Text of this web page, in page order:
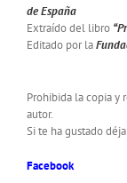
de España
Extraído del libro
Editado por la
Prohibida la copia y
autor.
Si te ha gustado
Facebook